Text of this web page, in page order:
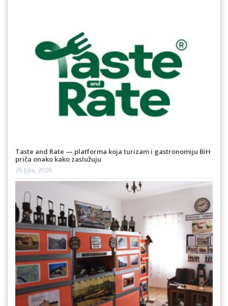
Taste and Rate — platforma koja turizam i gastronomiju BiH
priča onako kako zaslužuju
26 Jula, 2026